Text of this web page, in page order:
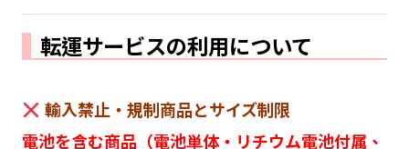
転運サービスの利用について
輸入禁止・規制商品とサイズ制限
電池を含む商品（電池単体・リチウム電池付属、